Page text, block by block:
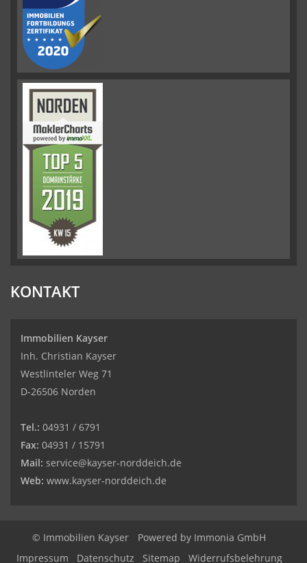
KONTAKT
Immobilien Kayser
Inh. Christian Kayser
Westlinteler Weg 71
D-26506 Norden
Tel.: 04931 / 6791
Fax: 04931 / 15791
Mail: service@kayser-norddeich.de
Web: www.kayser-norddeich.de
© Immobilien Kayser Powered by Immonia GmbH
Impressum
Datenschutz Sitemap Widerrufsbelehrung